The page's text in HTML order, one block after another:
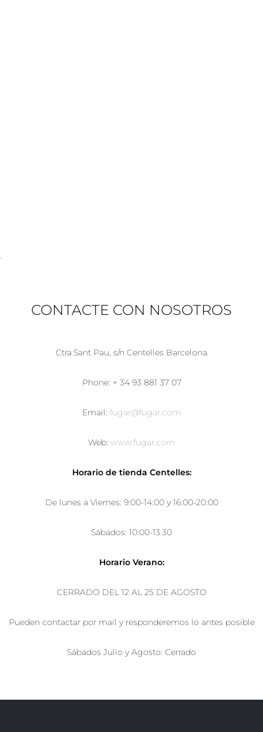
.
CONTACTE CON NOSOTROS
Ctra.Sant Pau, s/n Centelles Barcelona
Phone: + 34 93 881 37 07
Email: fugar@fugar.com
Web: www.fugar.com
Horario de tienda Centelles:
De lunes a Viernes: 9:00-14:00 y 16:00-20:00
Sábados: 10:00-13:30
Horario Verano:
CERRADO DEL 12 AL 25 DE AGOSTO
Pueden contactar por mail y responderemos lo antes posible
Sábados Julio y Agosto: Cerrado